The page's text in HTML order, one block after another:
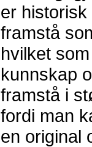
er
framstå
hvilket
kunnskap
framstå i
fordi man
en original